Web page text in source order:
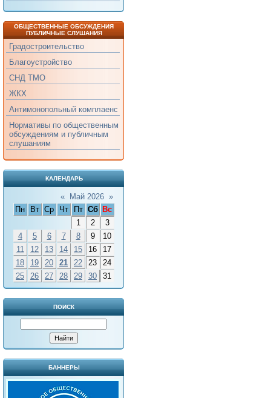
ОБЩЕСТВЕННЫЕ ОБСУЖДЕНИЯ
ПУБЛИЧНЫЕ СЛУШАНИЯ
Градостроительство
Благоустройство
СНД ТМО
ЖКХ
Антимонопольный комплаенс
Нормативы по общественным
обсуждениям и публичным
слушаниям
КАЛЕНДАРЬ
« Май 2026 »
Пн
Вт Ср Чт Пт Сб
Вс
1
2
3
4
5 6 7 8 9
10
11
12 13 14 15 16
17
18
19 20 21 22 23
24
25
26 27 28 29 30 31
ПОИСК
БАННЕРЫ